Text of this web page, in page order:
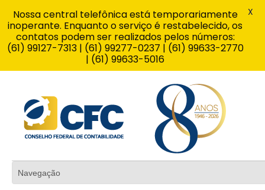
Nossa central telefônica está temporariamente
inoperante. Enquanto o serviço é restabelecido, os
contatos podem ser realizados pelos números:
(61) 99127-7313 | (61) 99277-0237 | (61) 99633-2770
| (61) 99633-5016
X